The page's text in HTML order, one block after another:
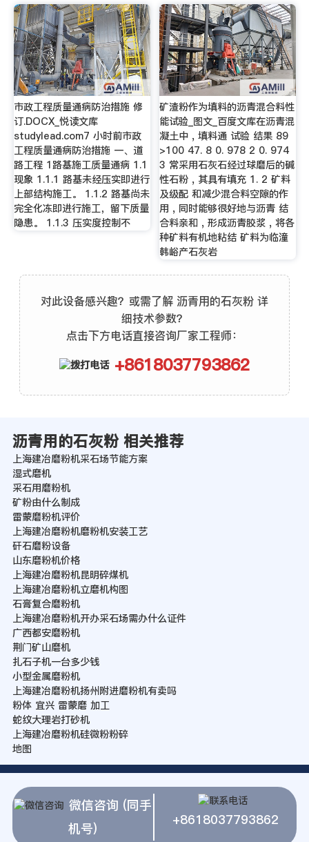
市政工程质量通病防治措施 修
订.DOCX_悦读文库
studylead.com7 小时前市政
工程质量通病防治措施 一、道
路工程 1路基施工质量通病 1.1
现象 1.1.1 路基未经压实即进行
上部结构施工。 1.1.2 路基尚未
完全化冻即进行施工，留下质量
隐患。 1.1.3 压实度控制不
矿渣粉作为填料的沥青混合料性
能试验_图文_百度文库在沥青混
凝土中 , 填料通 试验 结果 89
>100 47. 8 0. 978 2 0. 974
3 常采用石灰石经过球磨后的碱
性石粉 , 其具有填充 1. 2 矿料
及级配 和减少混合料空隙的作
用 , 同时能够很好地与沥青 结
合料亲和 , 形成沥青胶浆 , 将各
种矿料有机地粘结 矿料为临潼
韩峪产石灰岩
对此设备感兴趣？或需了解 沥青用的石灰粉 详
细技术参数？
点击下方电话直接咨询厂家工程师：
+8618037793862
沥青用的石灰粉 相关推荐
上海建冶磨粉机采石场节能方案
湿式磨机
采石用磨粉机
矿粉由什么制成
雷蒙磨粉机评价
上海建冶磨粉机磨粉机安装工艺
矸石磨粉设备
山东磨粉机价格
上海建冶磨粉机昆明碎煤机
上海建冶磨粉机立磨机构图
石膏复合磨粉机
上海建冶磨粉机开办采石场需办什么证件
广西都安磨粉机
荆门矿山磨机
扎石子机一台多少钱
小型金属磨粉机
上海建冶磨粉机扬州附进磨粉机有卖吗
粉体 宜兴 雷蒙磨 加工
蛇纹大理岩打砂机
上海建冶磨粉机硅微粉粉碎
地图
微信咨询 (同手
机号)
+8618037793862